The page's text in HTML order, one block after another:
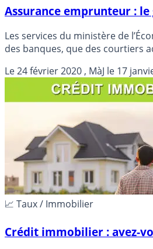
Assurance emprunteur :
Les services du ministère de
des banques, que des courtiers
Le24 février 2020 , MàJ le 17
📈 Taux / Immobilier
Crédit immobilier : avez-